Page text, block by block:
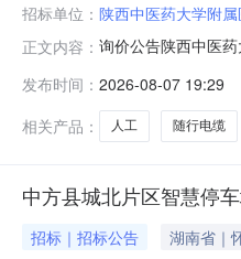
招标单位： 陕西中医药大学附
正文内容： 询价公告陕西中医
缆更换维修申请数
件）米6
发布时间： 2026-08-07 19:29
相关产品：
人工 随行电缆
中方县城北片区智慧停
招标｜招标公告 湖南省｜